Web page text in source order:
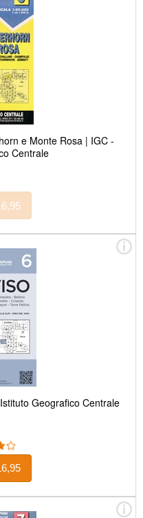
e Monte Rosa | IGC -
Centrale
€ 16,95
Geografico Centrale
€ 16,95